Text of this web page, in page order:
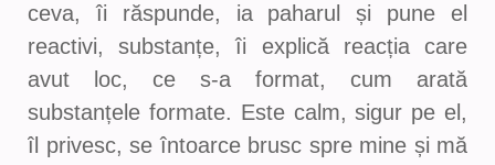
ceva, îi răspunde, ia paharul și pune el
reactivi, substanțe, îi explică reacția care
avut loc, ce s-a format, cum arată
substanțele formate. Este calm, sigur pe el,
îl privesc, se întoarce brusc spre mine și mă